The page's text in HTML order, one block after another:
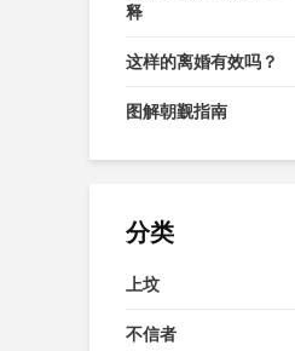
释
这样的离婚有效吗？
图解朝觐指南
分类
上坟
不信者